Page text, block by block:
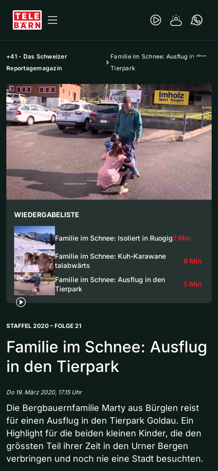
+41 - Das Schweizer
Reportagemagazin
Familie im Schnee: Ausflug in den
Tierpark
WIEDERGABELISTE
Familie im Schnee: Isoliert in Ruogig7 Min
Familie im Schnee: Kuh-Karawane
talabwärts
6 Min
Familie im Schnee: Ausflug in den
Tierpark
5 Min
STAFFEL 2020 – FOLGE 21
Familie im Schnee: Ausflug
in den Tierpark
Do 19. März 2020, 17.15 Uhr
Die Bergbauernfamilie Marty aus Bürglen reist
für einen Ausflug in den Tierpark Goldau. Ein
Highlight für die beiden kleinen Kinder, die den
grössten Teil ihrer Zeit in den Urner Bergen
verbringen und noch nie eine Stadt besuchten.